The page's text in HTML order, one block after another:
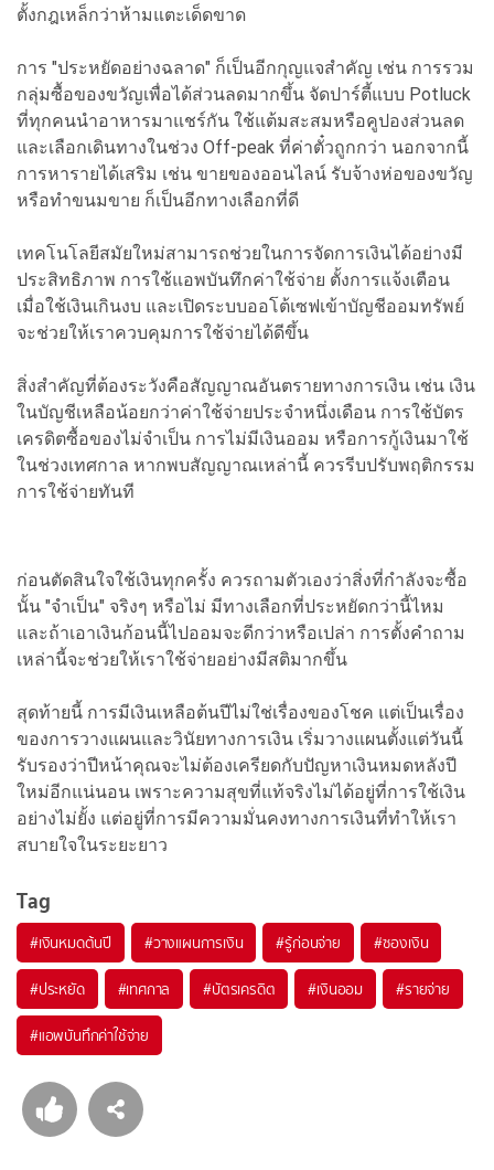
ตั้งกฎเหล็กว่าห้ามแตะเด็ดขาด
การ "ประหยัดอย่างฉลาด" ก็เป็นอีกกุญแจสำคัญ เช่น การรวม
กลุ่มซื้อของขวัญเพื่อได้ส่วนลดมากขึ้น จัดปาร์ตี้แบบ Potluck
ที่ทุกคนนำอาหารมาแชร์กัน ใช้แต้มสะสมหรือคูปองส่วนลด
และเลือกเดินทางในช่วง Off-peak ที่ค่าตั๋วถูกกว่า นอกจากนี้
การหารายได้เสริม เช่น ขายของออนไลน์ รับจ้างห่อของขวัญ
หรือทำขนมขาย ก็เป็นอีกทางเลือกที่ดี
เทคโนโลยีสมัยใหม่สามารถช่วยในการจัดการเงินได้อย่างมี
ประสิทธิภาพ การใช้แอพบันทึกค่าใช้จ่าย ตั้งการแจ้งเตือน
เมื่อใช้เงินเกินงบ และเปิดระบบออโต้เซฟเข้าบัญชีออมทรัพย์
จะช่วยให้เราควบคุมการใช้จ่ายได้ดีขึ้น
สิ่งสำคัญที่ต้องระวังคือสัญญาณอันตรายทางการเงิน เช่น เงิน
ในบัญชีเหลือน้อยกว่าค่าใช้จ่ายประจำหนึ่งเดือน การใช้บัตร
เครดิตซื้อของไม่จำเป็น การไม่มีเงินออม หรือการกู้เงินมาใช้
ในช่วงเทศกาล หากพบสัญญาณเหล่านี้ ควรรีบปรับพฤติกรรม
การใช้จ่ายทันที
ก่อนตัดสินใจใช้เงินทุกครั้ง ควรถามตัวเองว่าสิ่งที่กำลังจะซื้อ
นั้น "จำเป็น" จริงๆ หรือไม่ มีทางเลือกที่ประหยัดกว่านี้ไหม
และถ้าเอาเงินก้อนนี้ไปออมจะดีกว่าหรือเปล่า การตั้งคำถาม
เหล่านี้จะช่วยให้เราใช้จ่ายอย่างมีสติมากขึ้น
สุดท้ายนี้ การมีเงินเหลือต้นปีไม่ใช่เรื่องของโชค แต่เป็นเรื่อง
ของการวางแผนและวินัยทางการเงิน เริ่มวางแผนตั้งแต่วันนี้
รับรองว่าปีหน้าคุณจะไม่ต้องเครียดกับปัญหาเงินหมดหลังปี
ใหม่อีกแน่นอน เพราะความสุขที่แท้จริงไม่ได้อยู่ที่การใช้เงิน
อย่างไม่ยั้ง แต่อยู่ที่การมีความมั่นคงทางการเงินที่ทำให้เรา
สบายใจในระยะยาว
Tag
#เงินหมดต้นปี #วางแผนการเงิน #รู้ก่อนจ่าย #ซองเงิน
#ประหยัด #เทศกาล #บัตรเครดิต #เงินออม #รายจ่าย
#แอพบันทึกค่าใช้จ่าย